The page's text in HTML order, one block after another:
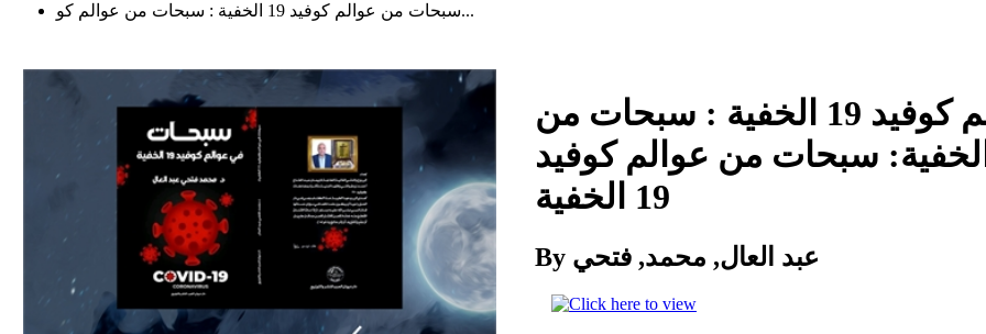
سبحات من عوالم كوفيد 19 الخفية : سبحات من عوالم كو...
Download
سبحات من عوالم كوفيد 19 الخفية : سبحات من
كوفيد 19 الخفية: سبحات من عوالم كوفيد
19 الخفية
By عبد العال, محمد, فتحي